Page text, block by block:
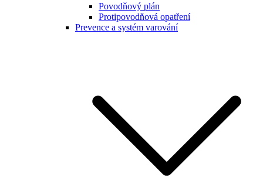
Povodňový plán
Protipovodňová opatření
Prevence a systém varování